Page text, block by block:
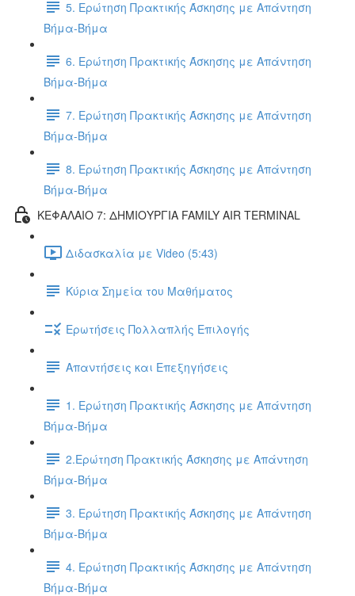
5. Ερώτηση Πρακτικής Άσκησης με Απάντηση
Βήμα-Βήμα
6. Ερώτηση Πρακτικής Άσκησης με Απάντηση
Βήμα-Βήμα
7. Ερώτηση Πρακτικής Άσκησης με Απάντηση
Βήμα-Βήμα
8. Ερώτηση Πρακτικής Άσκησης με Απάντηση
Βήμα-Βήμα
ΚΕΦΑΛΑΙΟ 7: ΔΗΜΙΟΥΡΓΙΑ FAMILY AIR TERMINAL
Διδασκαλία με Video (5:43)
Κύρια Σημεία του Μαθήματος
Ερωτήσεις Πολλαπλής Επιλογής
Απαντήσεις και Επεξηγήσεις
1. Ερώτηση Πρακτικής Άσκησης με Απάντηση
Βήμα-Βήμα
2.Ερώτηση Πρακτικής Άσκησης με Απάντηση
Βήμα-Βήμα
3. Ερώτηση Πρακτικής Άσκησης με Απάντηση
Βήμα-Βήμα
4. Ερώτηση Πρακτικής Άσκησης με Απάντηση
Βήμα-Βήμα